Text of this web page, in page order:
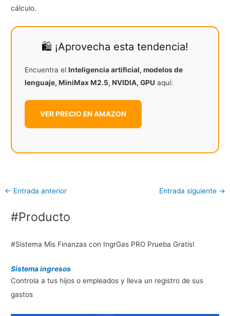
cálculo.
🛍️ ¡Aprovecha esta tendencia!
Encuentra elInteligencia artificial, modelos de
lenguaje, MiniMax M2.5, NVIDIA, GPU aquí:
VER PRECIO EN AMAZON
← Entrada anterior Entrada siguiente →
#Producto
#Sistema Mis Finanzas con IngrGas PRO Prueba Gratis!
Sistema ingresos
Controla a tus hijos o empleados y lleva un registro de sus
gastos